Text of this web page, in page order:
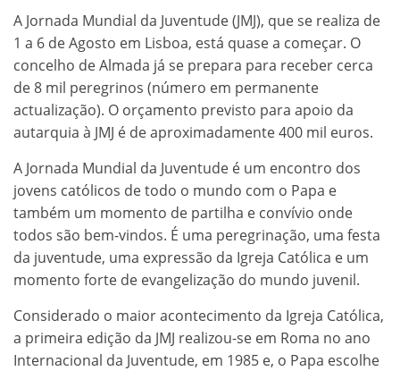
A Jornada Mundial da Juventude (JMJ), que se realiza de
1 a 6 de Agosto em Lisboa, está quase a começar. O
concelho de Almada já se prepara para receber cerca
de 8 mil peregrinos (número em permanente
actualização). O orçamento previsto para apoio da
autarquia à JMJ é de aproximadamente 400 mil euros.
A Jornada Mundial da Juventude é um encontro dos
jovens católicos de todo o mundo com o Papa e
também um momento de partilha e convívio onde
todos são bem-vindos. É uma peregrinação, uma festa
da juventude, uma expressão da Igreja Católica e um
momento forte de evangelização do mundo juvenil.
Considerado o maior acontecimento da Igreja Católica,
a primeira edição da JMJ realizou-se em Roma no ano
Internacional da Juventude, em 1985 e, o Papa escolhe